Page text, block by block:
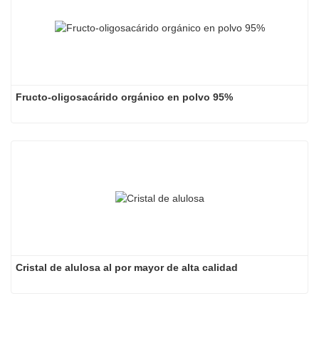
Fructo-oligosacárido orgánico en polvo 95%
Cristal de alulosa al por mayor de alta calidad